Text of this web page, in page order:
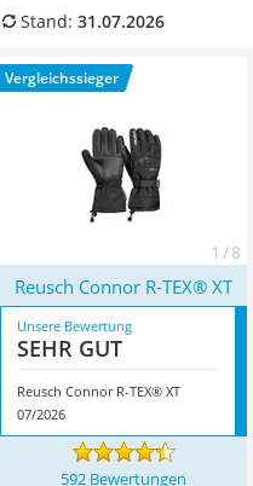
Wanderschuhe Herren
Sicherheitsweste Reiten
Service
Wählen Sie jetzt Reusch-
fester Sitz wichtig ist.
besonders das Modell
Eigenschaften.
Stand: 31.07.2026
Vergleichssieger
1 / 8
Reusch Connor R-TEX® XT
Unsere Bewertung
SEHR GUT
Reusch Connor R-TEX® XT
07/2026
592 Bewertungen